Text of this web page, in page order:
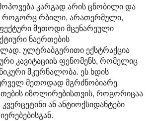
კარგად არის ცნობილი და
როგორც რბილი, არათერმული,
მეთოდი მცენარეული
ნაერთების
ულტრაბგერითი ექსტრაქცია
კავიტაციის ფენომენს, რომელიც
მკურნალობა. ეს ხდის
მეთოდად მგრძნობიარე
იზოლირებისთვის, როგორიცაა
ან ანტიოქსიდანტები